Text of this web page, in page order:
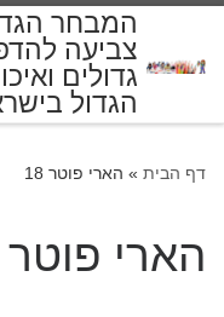
המבחר
צביעה
גדולים
הגדול
דף הבית » הארי פוטר 18
הארי פוטר 18